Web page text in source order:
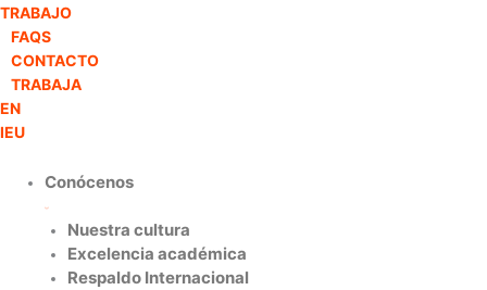
TRABAJO
FAQS
CONTACTO
TRABAJA
EN
IEU
Conócenos
Nuestra cultura
Excelencia académica
Respaldo Internacional